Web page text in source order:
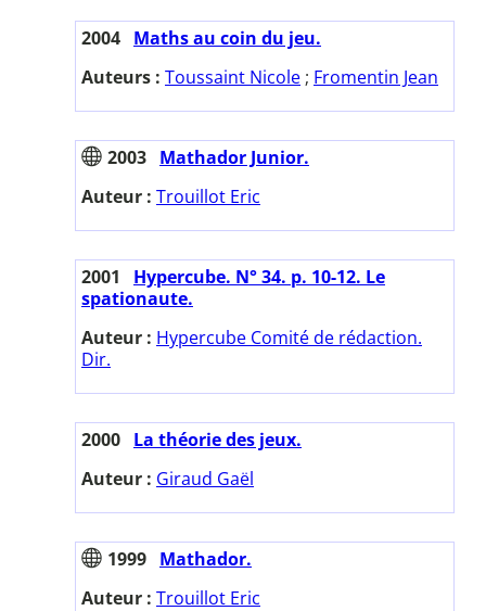
2004 Maths au coin du jeu.
Auteurs : Toussaint Nicole ; Fromentin Jean
2003 Mathador Junior.
Auteur : Trouillot Eric
2001
Hypercube. N° 34. p. 10-12. Le
spationaute.
Auteur : Hypercube Comité de rédaction.
Dir.
2000 La théorie des jeux.
Auteur : Giraud Gaël
1999 Mathador.
Auteur : Trouillot Eric